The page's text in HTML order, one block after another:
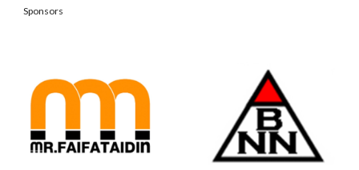
Sponsors